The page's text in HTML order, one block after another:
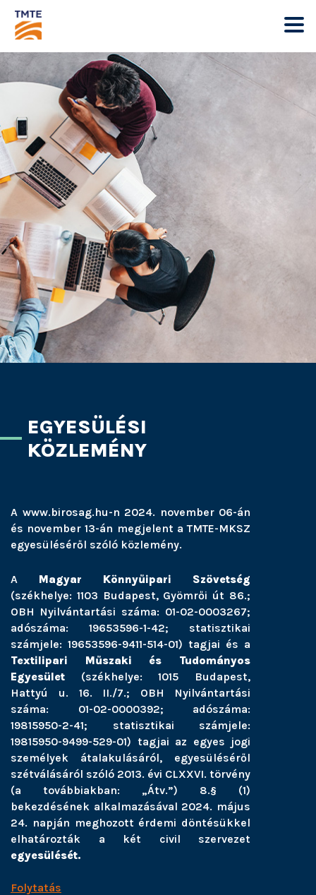
EGYESÜLÉSI
KÖZLEMÉNY
A www.birosag.hu-n 2024. november 06-án
és november 13-án megjelent a TMTE-MKSZ
egyesüléséről szóló közlemény.
A Magyar Könnyűipari Szövetség
(székhelye: 1103 Budapest, Gyömrői út 86.;
OBH Nyilvántartási száma: 01-02-0003267;
adószáma: 19653596-1-42; statisztikai
számjele: 19653596-9411-514-01) tagjai és a
Textilipari Műszaki és Tudományos
Egyesület (székhelye: 1015 Budapest,
Hattyú u. 16. II./7.; OBH Nyilvántartási
száma: 01-02-0000392; adószáma:
19815950-2-41; statisztikai számjele:
19815950-9499-529-01) tagjai az egyes jogi
személyek átalakulásáról, egyesüléséről
szétválásáról szóló 2013. évi CLXXVI. törvény
(a továbbiakban: „Átv.”) 8.§ (1)
bekezdésének alkalmazásával 2024. május
24. napján meghozott érdemi döntésükkel
elhatározták a két civil szervezet
egyesülését.
Folytatás